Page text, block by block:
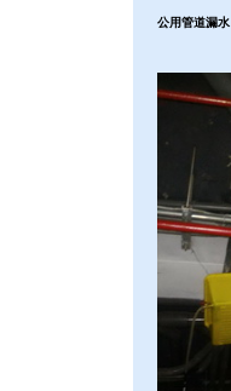
公用管道漏水